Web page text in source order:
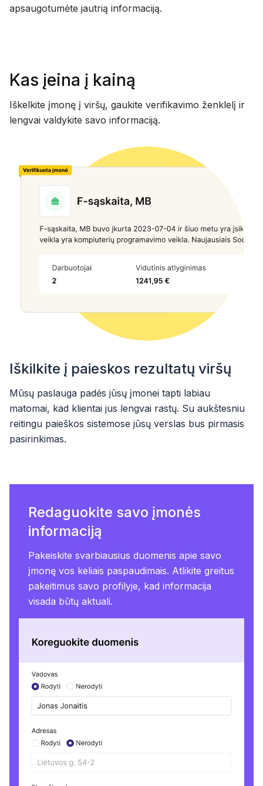
apsaugotumėte jautrią informaciją.
Kas įeina į kainą
Iškelkite įmonę į viršų, gaukite verifikavimo ženklelį ir
lengvai valdykite savo informaciją.
Iškilkite į paieskos rezultatų viršų
Mūsų paslauga padės jūsų įmonei tapti labiau
matomai, kad klientai jus lengvai rastų. Su aukštesniu
reitingu paieškos sistemose jūsų verslas bus pirmasis
pasirinkimas.
Redaguokite savo įmonės
informaciją
Pakeiskite svarbiausius duomenis apie savo
įmonę vos keliais paspaudimais. Atlikite greitus
pakeitimus savo profilyje, kad informacija
visada būtų aktuali.